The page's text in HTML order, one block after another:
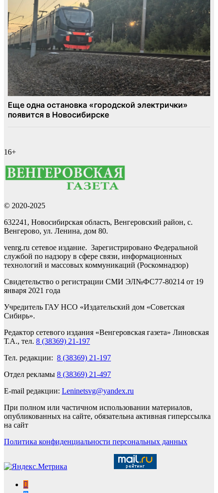
16+
© 2020-2025
632241, Новосибирская область, Венгеровский район, с.
Венгерово, ул. Ленина, дом 80.
venrg.ru сетевое издание. Зарегистрировано Федеральной
службой по надзору в сфере связи, информационных
технологий и массовых коммуникаций (Роскомнадзор)
Свидетельство о регистрации СМИ ЭЛ№ФС77-80214 от 19
января 2021 года
Учредитель ГАУ НСО «Издательский дом «Советская
Сибирь».
Редактор сетевого издания «Венгеровская газета» Линовская
Т.А., тел. 8 (38369) 21-197
Тел. редакции: 8 (38369) 21-197
Отдел рекламы 8 (38369) 21-497
E-mail редакции: Leninetsvg@yandex.ru
При полном или частичном использовании материалов,
опубликованных на сайте, обязательна активная гиперссылка
на сайт
Политика конфиденциальности персональных данных